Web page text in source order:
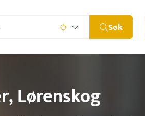
Søk
,Lørenskog